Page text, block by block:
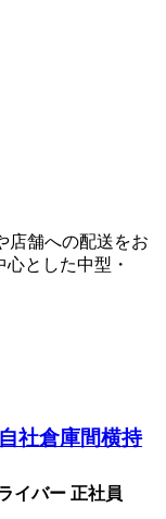
店舗への配送をお
とした中型・
社倉庫間横持
イバー 正社員